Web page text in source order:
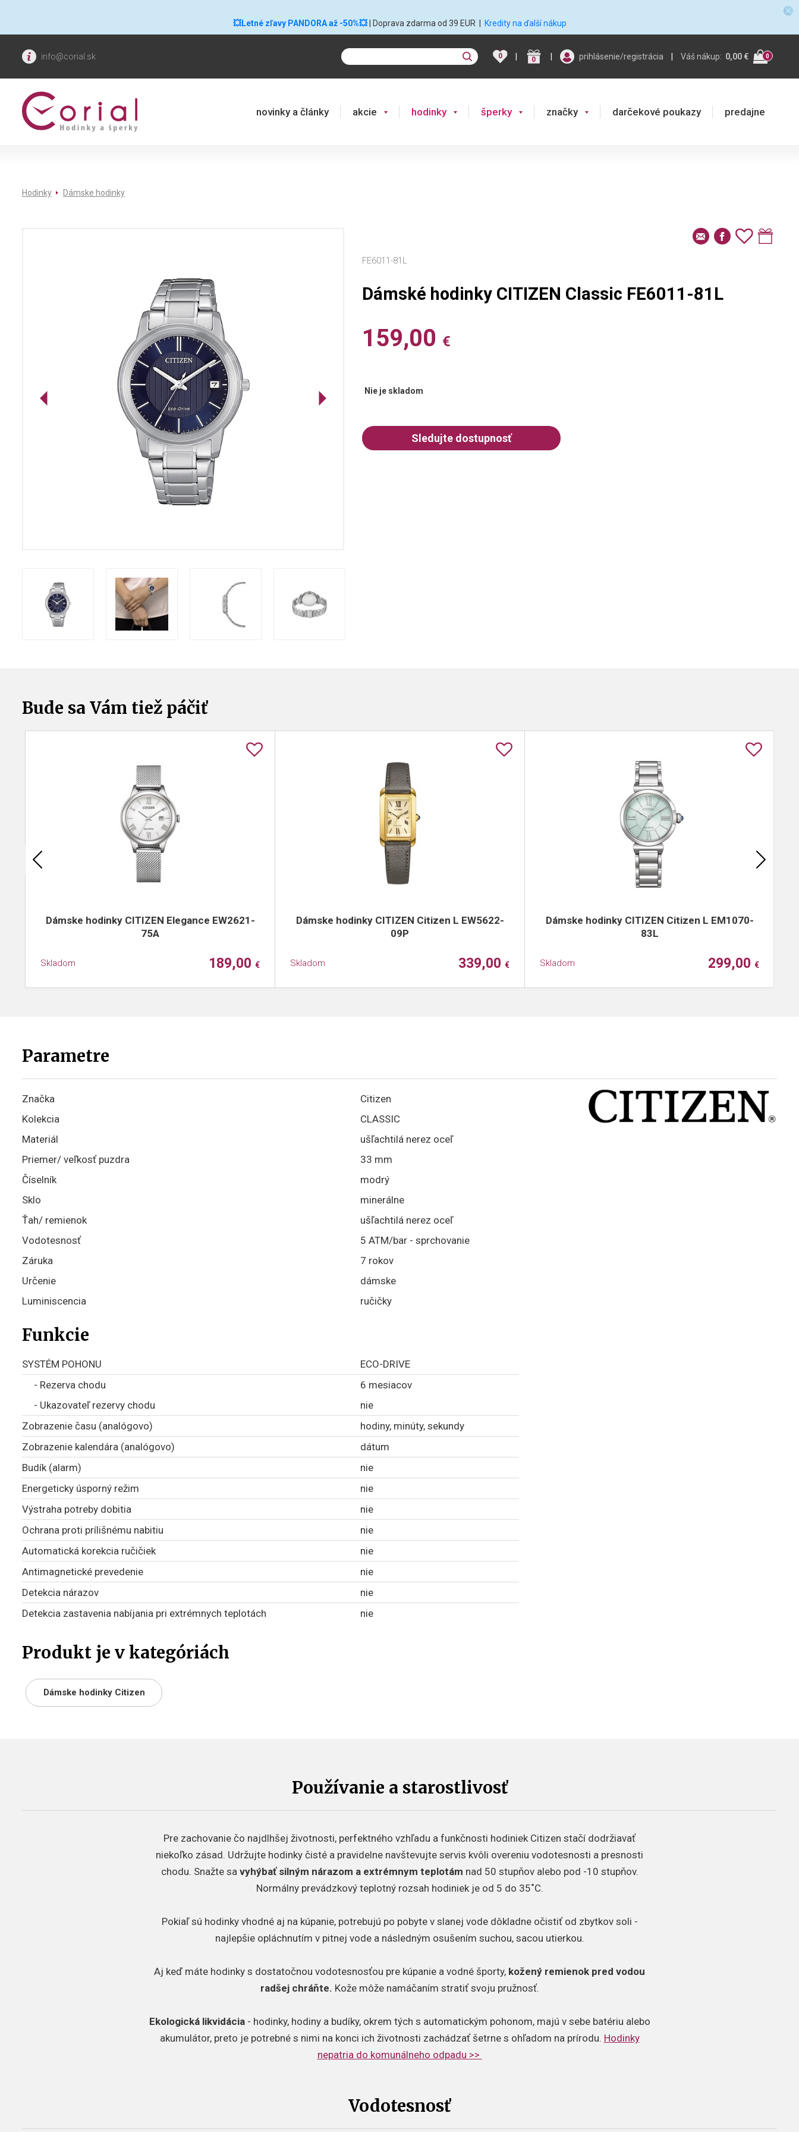
💥Letné zľavy PANDORA až -50%💥 | Doprava zdarma od 39 EUR Kredity na ďalší nákup
info@corial.sk 0 | 0 | prihlásenie/registrácia | Váš nákup: 0,00 € 0
novinky a články akcie hodinky šperky značky darčekové poukazy predajne
Hodinky Dámske hodinky
FE6011-81L
Dámské hodinky CITIZEN Classic FE6011-81L
159,00 €
Nie je skladom
Bude sa Vám tiež páčiť
Dámske hodinky CITIZEN Elegance EW2621-
75A
Skladom 189,00 €
Dámske hodinky CITIZEN Citizen L EW5622-
09P
Skladom 339,00 €
Dámske hodinky CITIZEN Citizen L EM1070-
83L
Skladom 299,00 €
Parametre
Značka
Citizen
Kolekcia
CLASSIC
Materiál
ušľachtilá nerez oceľ
Priemer/ veľkosť puzdra
33 mm
Číselník
modrý
Sklo
minerálne
Ťah/ remienok
ušľachtilá nerez oceľ
Vodotesnosť
5 ATM/bar - sprchovanie
Záruka
7 rokov
Určenie
dámske
Luminiscencia
ručičky
Funkcie
SYSTÉM POHONU
ECO-DRIVE
- Rezerva chodu
6 mesiacov
- Ukazovateľ rezervy chodu
nie
Zobrazenie času (analógovo)
hodiny, minúty, sekundy
Zobrazenie kalendára (analógovo)
dátum
Budík (alarm)
nie
Energeticky úsporný režim
nie
Výstraha potreby dobitia
nie
Ochrana proti prílišnému nabitiu
nie
Automatická korekcia ručičiek
nie
Antimagnetické prevedenie
nie
Detekcia nárazov
nie
Detekcia zastavenia nabíjania pri extrémnych teplotách
nie
Produkt je v kategóriách
Dámske hodinky Citizen
Používanie a starostlivosť
Pre zachovanie čo najdlhšej životnosti, perfektného vzhľadu a funkčnosti hodiniek Citizen stačí dodržiavať
niekoľko zásad. Udržujte hodinky čisté a pravidelne navštevujte servis kvôli overeniu vodotesnosti a presnosti
chodu. Snažte sa vyhýbať silným nárazom a extrémnym teplotám nad 50 stupňov alebo pod -10 stupňov.
Normálny prevádzkový teplotný rozsah hodiniek je od 5 do 35˚C.
Pokiaľ sú hodinky vhodné aj na kúpanie, potrebujú po pobyte v slanej vode dôkladne očistiť od zbytkov soli -
najlepšie opláchnutím v pitnej vode a následným osušením suchou, sacou utierkou.
Aj keď máte hodinky s dostatočnou vodotesnosťou pre kúpanie a vodné športy, kožený remienok pred vodou
radšej chráňte. Kože môže namáčaním stratiť svoju pružnosť.
Ekologická likvidácia - hodinky, hodiny a budíky, okrem tých s automatickým pohonom, majú v sebe batériu alebo
akumulátor, preto je potrebné s nimi na konci ich životnosti zachádzať šetrne s ohľadom na prírodu. Hodinky
nepatria do komunálneho odpadu >>
Vodotesnosť